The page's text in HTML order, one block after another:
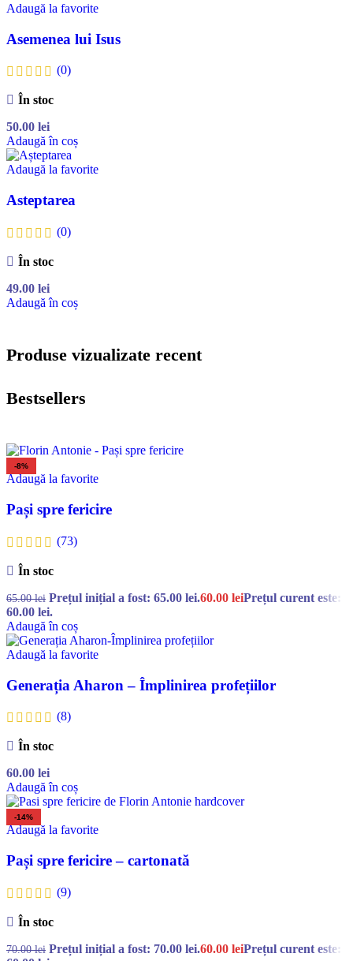
Adaugă la favorite
Asemenea lui Isus
(0)
În stoc
50.00 lei
Adaugă în coș
Adaugă la favorite
Asteptarea
(0)
În stoc
49.00 lei
Adaugă în coș
Produse vizualizate recent
Bestsellers
-8%
Adaugă la favorite
Pași spre fericire
(73)
În stoc
65.00lei Prețul inițial a fost: 65.00 lei.60.00 leiPrețul curent este:
60.00 lei.
Adaugă în coș
Adaugă la favorite
Generația Aharon – Împlinirea profețiilor
(8)
În stoc
60.00 lei
Adaugă în coș
-14%
Adaugă la favorite
Pași spre fericire – cartonată
(9)
În stoc
70.00lei Prețul inițial a fost: 70.00 lei.60.00 leiPrețul curent este: